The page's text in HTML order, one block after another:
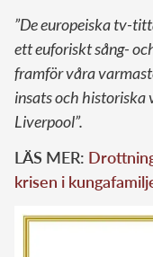
”De europeiska tv-
ett euforiskt sång-
framför våra
insats och historiska
Liverpool”.
LÄS MER:
krisen i